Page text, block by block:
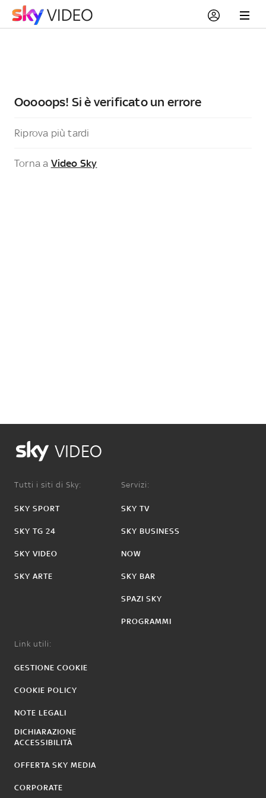
Ooooops! Si è verificato un errore
Riprova più tardi
Torna a Video Sky
VIDEO
Tutti i siti di Sky:
SKY SPORT
SKY TG 24
SKY VIDEO
SKY ARTE
Servizi:
SKY TV
SKY BUSINESS
NOW
SKY BAR
SPAZI SKY
PROGRAMMI
Link utili:
GESTIONE COOKIE
COOKIE POLICY
NOTE LEGALI
DICHIARAZIONE
ACCESSIBILITÀ
OFFERTA SKY MEDIA
CORPORATE